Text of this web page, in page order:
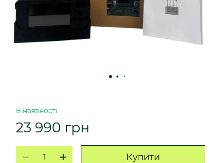
В наявності
23 990 грн
Купити